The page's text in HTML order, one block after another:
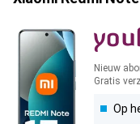
Nieuw
Gratis
Op